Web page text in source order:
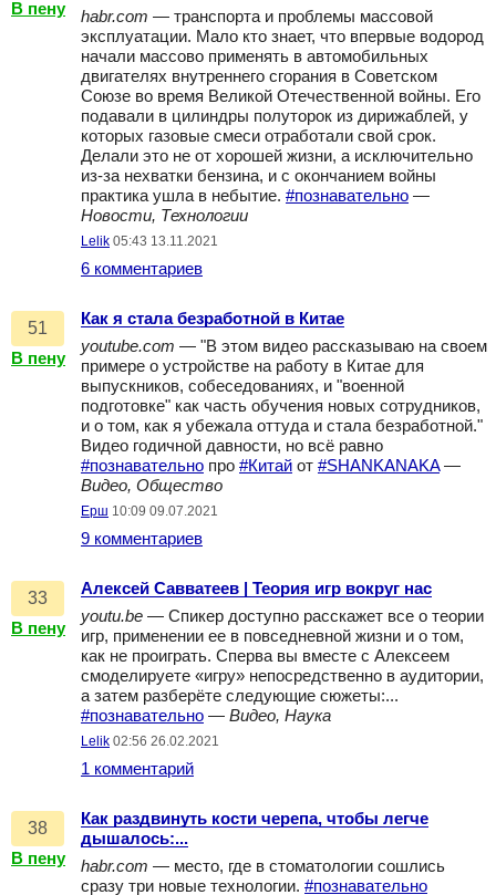
В пену
habr.com — транспорта и проблемы массовой
эксплуатации. Мало кто знает, что впервые водород
начали массово применять в автомобильных
двигателях внутреннего сгорания в Советском
Союзе во время Великой Отечественной войны. Его
подавали в цилиндры полуторок из дирижаблей, у
которых газовые смеси отработали свой срок.
Делали это не от хорошей жизни, а исключительно
из-за нехватки бензина, и с окончанием войны
практика ушла в небытие. #познавательно —
Новости, Технологии
Lelik 05:43 13.11.2021
6 комментариев
51
В пену
Как я стала безработной в Китае
youtube.com — "В этом видео рассказываю на своем
примере о устройстве на работу в Китае для
выпускников, собеседованиях, и "военной
подготовке" как часть обучения новых сотрудников,
и о том, как я убежала оттуда и стала безработной."
Видео годичной давности, но всё равно
#познавательно про #Китай от #SHANKANAKA—
Видео, Общество
Ерш 10:09 09.07.2021
9 комментариев
33
В пену
Алексей Савватеев | Теория игр вокруг нас
youtu.be — Спикер доступно расскажет все о теории
игр, применении ее в повседневной жизни и о том,
как не проиграть. Сперва вы вместе с Алексеем
смоделируете «игру» непосредственно в аудитории,
а затем разберёте следующие сюжеты:...
#познавательно — Видео, Наука
Lelik 02:56 26.02.2021
1 комментарий
38
В пену
Как раздвинуть кости черепа, чтобы легче
дышалось:...
habr.com — место, где в стоматологии сошлись
сразу три новые технологии. #познавательно